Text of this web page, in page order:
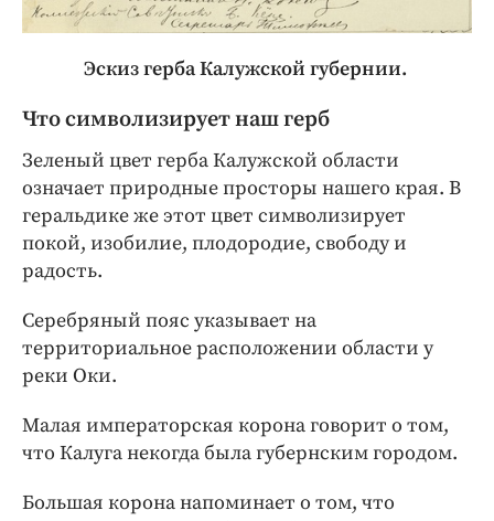
Эскиз герба Калужской губернии.
Что символизирует наш герб
Зеленый цвет герба Калужской области
означает природные просторы нашего края. В
геральдике же этот цвет символизирует
покой, изобилие, плодородие, свободу и
радость.
Серебряный пояс указывает на
территориальное расположении области у
реки Оки.
Малая императорская корона говорит о том,
что Калуга некогда была губернским городом.
Большая корона напоминает о том, что